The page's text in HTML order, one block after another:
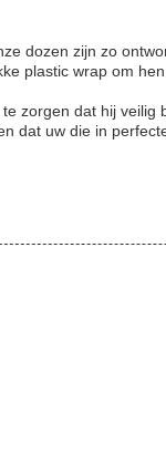
dozen zijn zo
plastic wrap om
zorgen dat hij veilig
dat uw die in